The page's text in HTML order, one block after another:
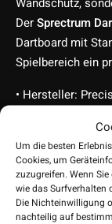
Um die besten
Cookies, um
zuzugreifen. Wenn
wie das Surfverhalten
Die Nichteinwilligung
nachteilig auf
DerSprectrum
Dartboard mit
Spielbereich ein
• Hersteller:
• Lieferumfang: 1